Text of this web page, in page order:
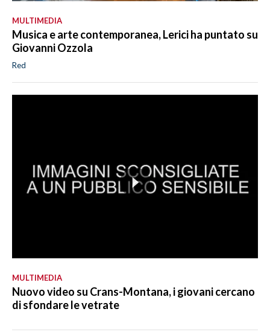
MULTIMEDIA
Musica e arte contemporanea, Lerici ha puntato su
Giovanni Ozzola
Red
MULTIMEDIA
Nuovo video su Crans-Montana, i giovani cercano
di sfondare le vetrate